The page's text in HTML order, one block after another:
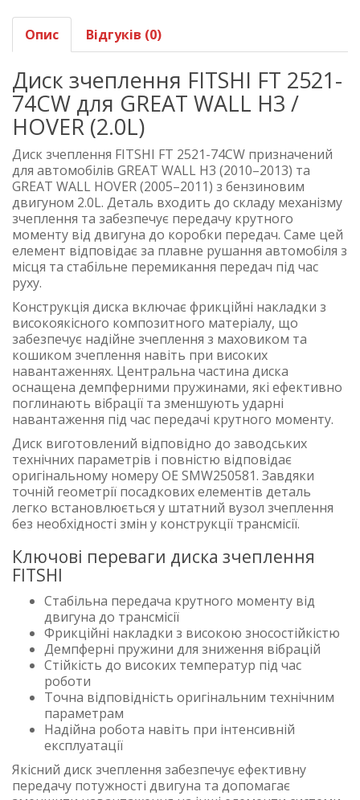
Опис Відгуків (0)
Диск зчеплення FITSHI FT 2521-
74CW для GREAT WALL H3 /
HOVER (2.0L)
Диск зчеплення FITSHI FT 2521-74CW призначений
для автомобілів GREAT WALL H3 (2010–2013) та
GREAT WALL HOVER (2005–2011) з бензиновим
двигуном 2.0L. Деталь входить до складу механізму
зчеплення та забезпечує передачу крутного
моменту від двигуна до коробки передач. Саме цей
елемент відповідає за плавне рушання автомобіля з
місця та стабільне перемикання передач під час
руху.
Конструкція диска включає фрикційні накладки з
високоякісного композитного матеріалу, що
забезпечує надійне зчеплення з маховиком та
кошиком зчеплення навіть при високих
навантаженнях. Центральна частина диска
оснащена демпферними пружинами, які ефективно
поглинають вібрації та зменшують ударні
навантаження під час передачі крутного моменту.
Диск виготовлений відповідно до заводських
технічних параметрів і повністю відповідає
оригінальному номеру OE SMW250581. Завдяки
точній геометрії посадкових елементів деталь
легко встановлюється у штатний вузол зчеплення
без необхідності змін у конструкції трансмісії.
Ключові переваги диска зчеплення
FITSHI
Стабільна передача крутного моменту від
двигуна до трансмісії
Фрикційні накладки з високою зносостійкістю
Демпферні пружини для зниження вібрацій
Стійкість до високих температур під час
роботи
Точна відповідність оригінальним технічним
параметрам
Надійна робота навіть при інтенсивній
експлуатації
Якісний диск зчеплення забезпечує ефективну
передачу потужності двигуна та допомагає